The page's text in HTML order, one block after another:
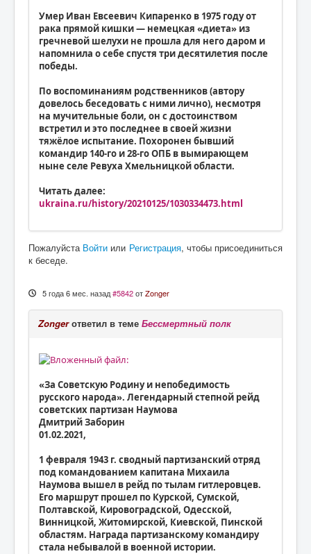
Умер Иван Евсеевич Кипаренко в 1975 году от
рака прямой кишки — немецкая «диета» из
гречневой шелухи не прошла для него даром и
напомнила о себе спустя три десятилетия после
победы.
По воспоминаниям родственников (автору
довелось беседовать с ними лично), несмотря
на мучительные боли, он с достоинством
встретил и это последнее в своей жизни
тяжёлое испытание. Похоронен бывший
командир 140-го и 28-го ОПБ в вымирающем
ныне селе Ревуха Хмельницкой области.
Читать далее:
ukraina.ru/history/20210125/1030334473.html
Пожалуйста Войти или Регистрация, чтобы присоединиться
к беседе.
5 года 6 мес. назад #5842 отZonger
Zongerответил в теме Бессмертный полк
«За Советскую Родину и непобедимость
русского народа». Легендарный степной рейд
советских партизан Наумова
Дмитрий Заборин
01.02.2021,
1 февраля 1943 г. сводный партизанский отряд
под командованием капитана Михаила
Наумова вышел в рейд по тылам гитлеровцев.
Его маршрут прошел по Курской, Сумской,
Полтавской, Кировоградской, Одесской,
Винницкой, Житомирской, Киевской, Пинской
областям. Награда партизанскому командиру
стала небывалой в военной истории.